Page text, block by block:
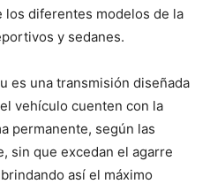
los diferentes modelos de la
y sedanes.
es una transmisión diseñada
vehículo cuenten con la
permanente, según las
sin que excedan el agarre
así el máximo